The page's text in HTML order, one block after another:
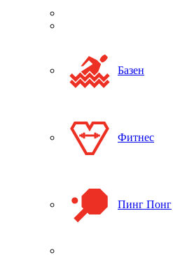
Базен
Фитнес
Пинг Понг